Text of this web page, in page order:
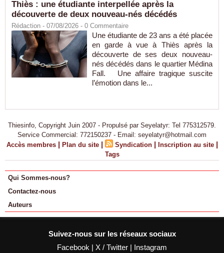
Thiès : une étudiante interpellée après la
découverte de deux nouveau-nés décédés
Rédaction - 07/08/2026 - 0 Commentaire
Une étudiante de 23 ans a été placée
en garde à vue à Thiès après la
découverte de ses deux nouveau-
nés décédés dans le quartier Médina
Fall. Une affaire tragique suscite
l’émotion dans le...
Thiesinfo, Copyright Juin 2007 - Propulsé par Seyelatyr: Tel 775312579.
Service Commercial: 772150237 - Email: seyelatyr@hotmail.com
Accès membres | Plan du site | Syndication | Inscription au site |
Tags
Qui Sommes-nous?
Contactez-nous
Auteurs
Suivez-nous sur les réseaux sociaux
Facebook | X / Twitter | Instagram